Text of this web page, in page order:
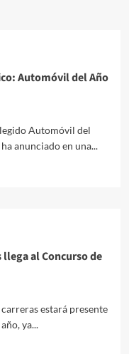
Automóvil del Año
Automóvil del
anunciado en una...
llega al Concurso de
estará presente
ya...